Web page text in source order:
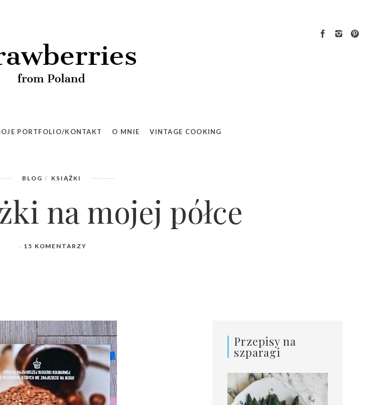
PORTFOLIO/KONTAKT O MNIE VINTAGE COOKING
BLOG KSIĄŻKI
na mojej półce
15 KOMENTARZY
Przepisy na
szparagi